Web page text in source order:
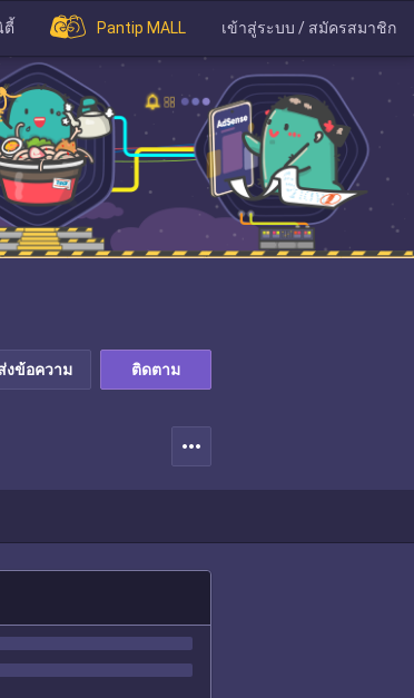
ตี้ Pantip MALL เข้าสู่ระบบ / สมัครสมาชิก
งข้อความ ติดตาม
more_horiz